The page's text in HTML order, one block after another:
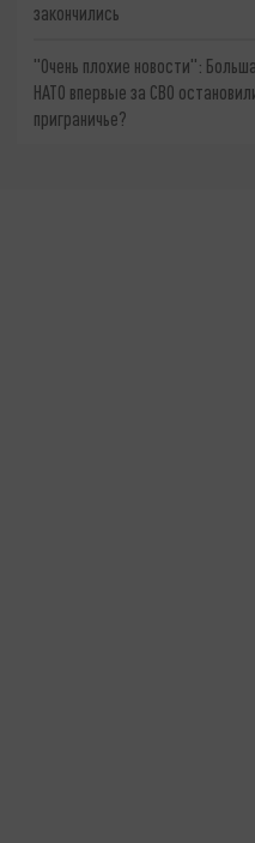
закончились
"Очень плохие новости":
НАТО впервые за СВО
приграничье?